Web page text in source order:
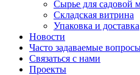
Сырье для садовой
Складская витрина
Упаковка и доставка
Новости
Часто задаваемые
Связаться с нами
Проекты